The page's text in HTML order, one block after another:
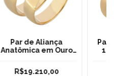
Par de Aliança
Anatômica em Ouro
Casamento 17
R$19.210,00
Par